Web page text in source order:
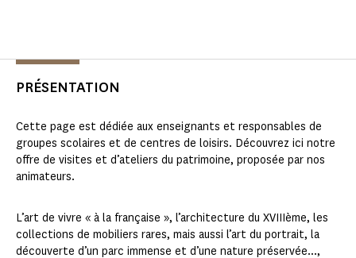
PRÉSENTATION
Cette page est dédiée aux enseignants et responsables de
groupes scolaires et de centres de loisirs. Découvrez ici notre
offre de visites et d’ateliers du patrimoine, proposée par nos
animateurs.
L’art de vivre « à la française », l’architecture du XVIIIème, les
collections de mobiliers rares, mais aussi l’art du portrait, la
découverte d’un parc immense et d’une nature préservée...,